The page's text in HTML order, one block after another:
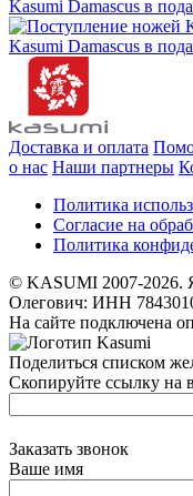
Kasumi Damascus в
Доставка и оплата
о нас Наши партнеры
Политика
Согласие на
Политика
© KASUMI 2007-2026.
Олегович: ИНН
На сайте подключена
Поделиться списком
Скопируйте ссылку на
Заказать звонок
Ваше имя